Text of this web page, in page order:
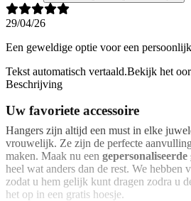
29/04/26
Een geweldige optie voor een
Tekst automatisch vertaald.Bekijk het
Beschrijving
Uw favoriete accessoire
Hangers zijn altijd een must in elke
vrouwelijk. Ze zijn de perfecte
maken. Maak nu een
heel wat anders dan de rest. We hebben
zodat u hem gelijk kunt dragen zodra u
het op in een gratis hoesje.